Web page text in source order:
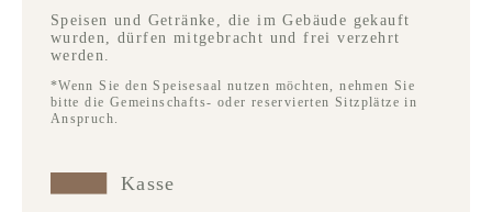
Speisen und Getränke, die im Gebäude gekauft
wurden, dürfen mitgebracht und frei verzehrt
werden.
*Wenn Sie den Speisesaal nutzen möchten, nehmen Sie
bitte die Gemeinschafts- oder reservierten Sitzplätze in
Anspruch.
Kasse